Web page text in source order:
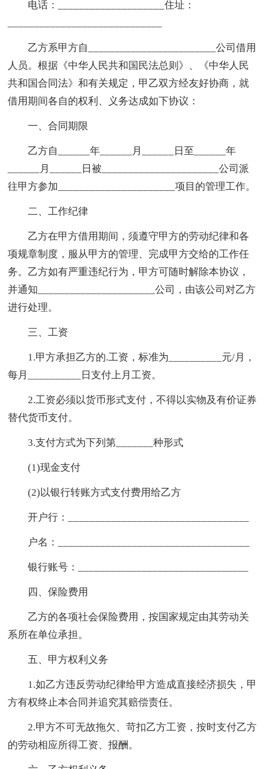
电话：____________________住址：
乙方系甲方自________________________公司借用
人员。根据《中华人民共和国民法总则》、《中华人民
共和国合同法》和有关规定，甲乙双方经友好协商，就
借用期间各自的权利、义务达成如下协议：
一、合同期限
乙方自______年______月______日至______年
______月______日被______________________公司派
往甲方参加______________________项目的管理工作。
二、工作纪律
乙方在甲方借用期间，须遵守甲方的劳动纪律和各
项规章制度，服从甲方的管理、完成甲方交给的工作任
务。乙方如有严重违纪行为，甲方可随时解除本协议，
并通知______________________公司，由该公司对乙方
进行处理。
三、工资
1.甲方承担乙方的.工资，标准为__________元/月，
每月__________日支付上月工资。
2.工资必须以货币形式支付，不得以实物及有价证券
替代货币支付。
3.支付方式为下列第_______种形式
(1)现金支付
(2)以银行转账方式支付费用给乙方
开户行：__________________________________
户名：____________________________________
银行账号：________________________________
四、保险费用
乙方的各项社会保险费用，按国家规定由其劳动关
系所在单位承担。
五、甲方权利义务
1.如乙方违反劳动纪律给甲方造成直接经济损失，甲
方有权终止本合同并追究其赔偿责任。
2.甲方不可无故拖欠、苛扣乙方工资，按时支付乙方
的劳动相应所得工资、报酬。